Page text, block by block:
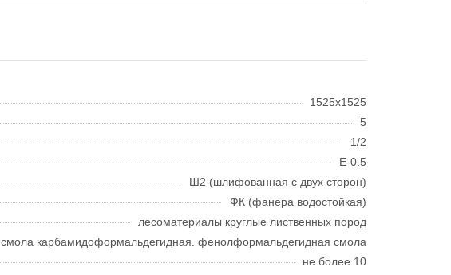
1525x1525
5
1/2
Е-0.5
Ш2 (шлифованная с двух сторон)
ФК (фанера водостойкая)
лесоматериалы круглые лиственных пород
смола карбамидоформальдегидная. фенолформальдегидная смола
не более 10